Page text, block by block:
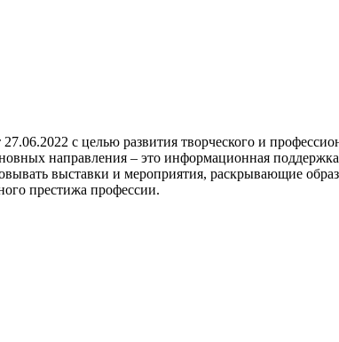
с целью развития творческого и
направления – это информационная поддержка
выставки и мероприятия, раскрывающие
престижа профессии.